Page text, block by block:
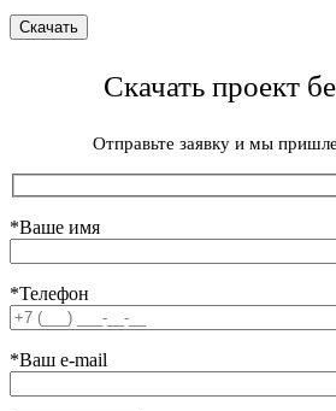
Скачать проект
Отправьте заявку и мы
*Ваше имя
*Телефон
*Ваш e-mail